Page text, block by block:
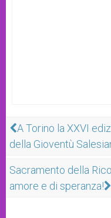
A Torino la XXVI
della Gioventù
Sacramento della
amore e di speranza!